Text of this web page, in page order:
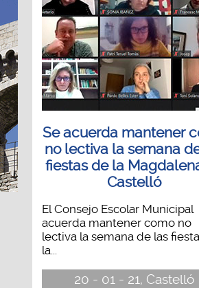
Se acuerda mantener
no lectiva la semana
fiestas de la
Castelló
El Consejo Escolar Municipal
acuerda mantener como no
lectiva la semana de las
la...
20 - 01 - 21, Castelló